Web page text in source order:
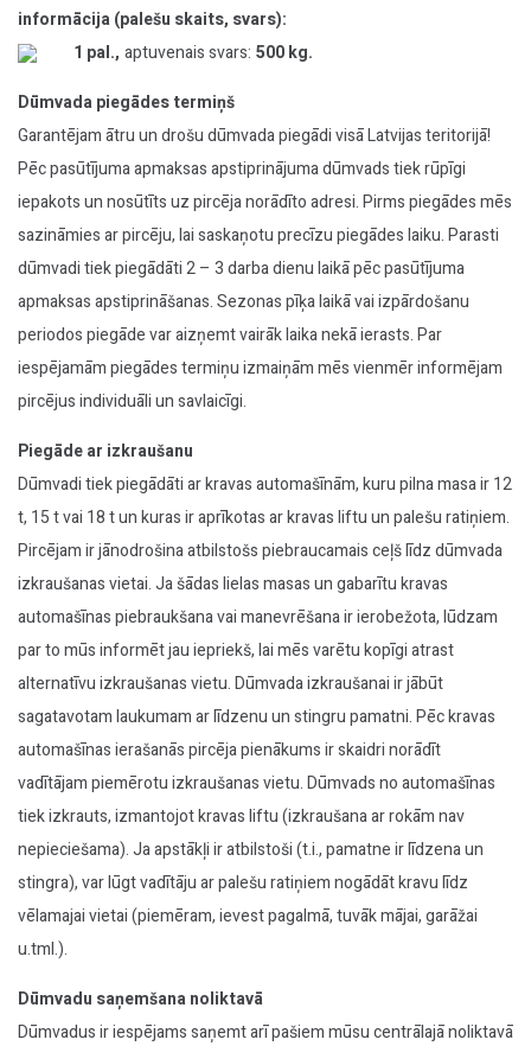
informācija (palešu skaits, svars):
1 pal., aptuvenais svars: 500 kg.
Dūmvada piegādes termiņš
Garantējam ātru un drošu dūmvada piegādi visā Latvijas teritorijā!
Pēc pasūtījuma apmaksas apstiprinājuma dūmvads tiek rūpīgi
iepakots un nosūtīts uz pircēja norādīto adresi. Pirms piegādes mēs
sazināmies ar pircēju, lai saskaņotu precīzu piegādes laiku. Parasti
dūmvadi tiek piegādāti 2 – 3 darba dienu laikā pēc pasūtījuma
apmaksas apstiprināšanas. Sezonas pīķa laikā vai izpārdošanu
periodos piegāde var aizņemt vairāk laika nekā ierasts. Par
iespējamām piegādes termiņu izmaiņām mēs vienmēr informējam
pircējus individuāli un savlaicīgi.
Piegāde ar izkraušanu
Dūmvadi tiek piegādāti ar kravas automašīnām, kuru pilna masa ir 12
t, 15 t vai 18 t un kuras ir aprīkotas ar kravas liftu un palešu ratiņiem.
Pircējam ir jānodrošina atbilstošs piebraucamais ceļš līdz dūmvada
izkraušanas vietai. Ja šādas lielas masas un gabarītu kravas
automašīnas piebraukšana vai manevrēšana ir ierobežota, lūdzam
par to mūs informēt jau iepriekš, lai mēs varētu kopīgi atrast
alternatīvu izkraušanas vietu. Dūmvada izkraušanai ir jābūt
sagatavotam laukumam ar līdzenu un stingru pamatni. Pēc kravas
automašīnas ierašanās pircēja pienākums ir skaidri norādīt
vadītājam piemērotu izkraušanas vietu. Dūmvads no automašīnas
tiek izkrauts, izmantojot kravas liftu (izkraušana ar rokām nav
nepieciešama). Ja apstākļi ir atbilstoši (t.i., pamatne ir līdzena un
stingra), var lūgt vadītāju ar palešu ratiņiem nogādāt kravu līdz
vēlamajai vietai (piemēram, ievest pagalmā, tuvāk mājai, garāžai
u.tml.).
Dūmvadu saņemšana noliktavā
Dūmvadus ir iespējams saņemt arī pašiem mūsu centrālajā noliktavā